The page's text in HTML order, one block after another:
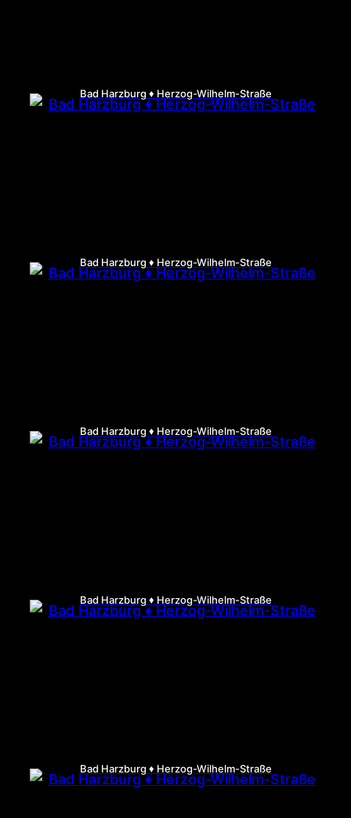
Bad Harzburg ♦ Herzog-Wilhelm-Straße
Bad Harzburg ♦ Herzog-Wilhelm-Straße
Bad Harzburg ♦ Herzog-Wilhelm-Straße
Bad Harzburg ♦ Herzog-Wilhelm-Straße
Bad Harzburg ♦ Herzog-Wilhelm-Straße